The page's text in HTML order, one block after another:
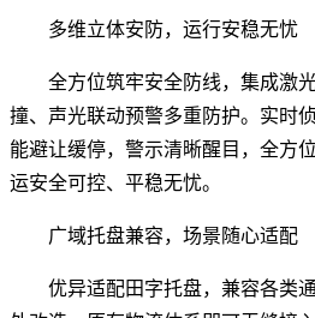
多维立体安防，运行安稳无忧
全方位筑牢安全防线，集成激
撞、声光联动预警多重防护。实时
能避让缓停，警示清晰醒目，全方
运安全可控、平稳无忧。
广域托盘兼容，场景随心适配
优异适配田字托盘，兼容各类